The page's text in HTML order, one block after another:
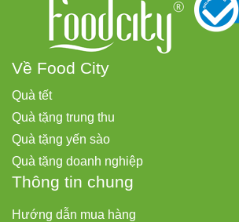
Về Food City
Quà tết
Quà tặng trung thu
Quà tặng yến sào
Quà tặng doanh nghiệp
Thông tin chung
Hướng dẫn mua hàng